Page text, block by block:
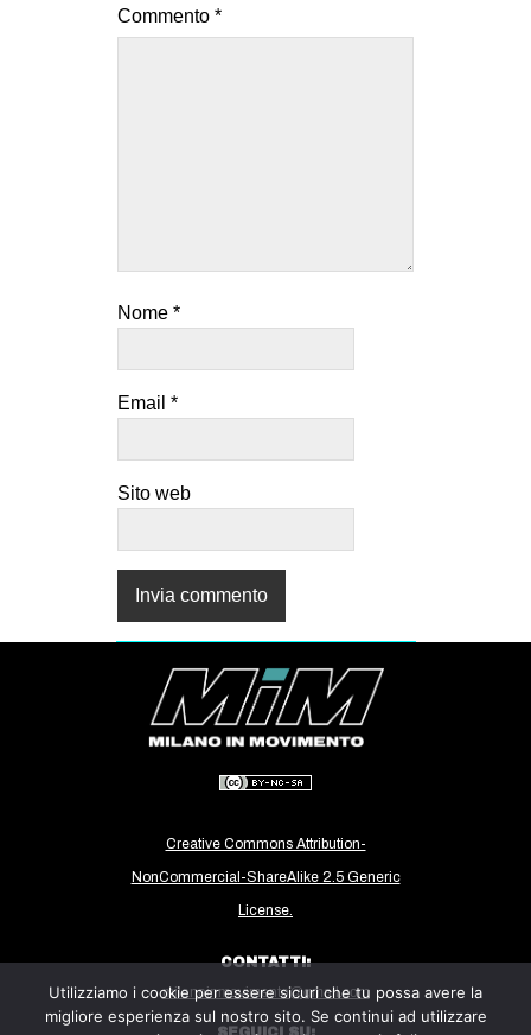
Commento *
Nome *
Email *
Sito web
Creative Commons Attribution-
NonCommercial-ShareAlike 2.5 Generic
License.
CONTATTI:
milanoinmovimento@gmail.com
Utilizziamo i cookie per essere sicuri che tu possa avere la
migliore esperienza sul nostro sito. Se continui ad utilizzare